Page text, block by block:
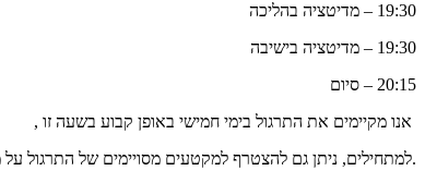
19:30 – מדיטציה בהליכה
19:30 – מדיטציה בישיבה
20:15 – סיום
אנו מקיימים את התרגול בימי חמישי באופן קבוע בשעה זו ,
.למתחילים, ניתן גם להצטרף למקטעים מסויימים של התרגול